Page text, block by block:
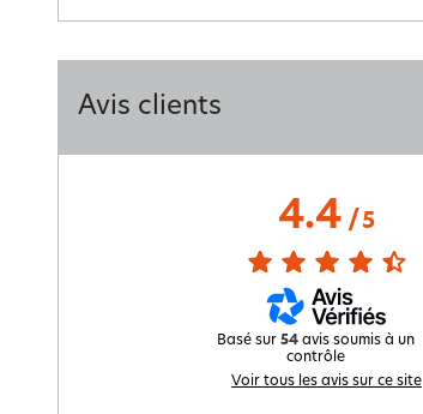
Avis clients
4.4/ 5
Basé sur54 avis soumis à un
contrôle
Voir tous les avis sur ce site